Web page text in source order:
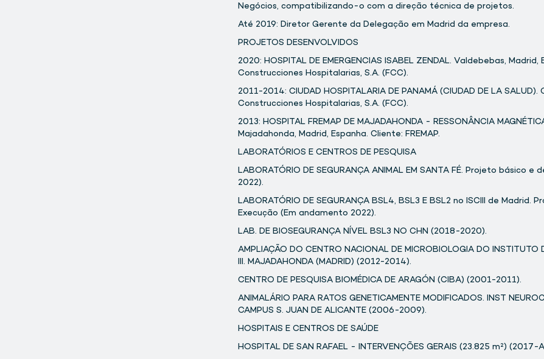
Negócios, compatibilizando-o com a direção técnica de projetos.
Até 2019: Diretor Gerente da Delegação em Madrid da empresa.
PROJETOS DESENVOLVIDOS
2020: HOSPITAL DE EMERGENCIAS ISABEL ZENDAL. Valdebebas,
Construcciones Hospitalarias, S.A. (FCC).
2011-2014: CIUDAD HOSPITALARIA DE PANAMÁ (CIUDAD DE LA SALUD).
Construcciones Hospitalarias, S.A. (FCC).
2013: HOSPITAL FREMAP DE MAJADAHONDA - RESSONÂNCIA
Majadahonda, Madrid, Espanha. Cliente: FREMAP.
LABORATÓRIOS E CENTROS DE PESQUISA
LABORATÓRIO DE SEGURANÇA ANIMAL EM SANTA FÉ. Projeto básico e
2022).
LABORATÓRIO DE SEGURANÇA BSL4, BSL3 E BSL2 no ISCIII de Madrid.
Execução (Em andamento 2022).
LAB. DE BIOSEGURANÇA NÍVEL BSL3 NO CHN (2018-2020).
AMPLIAÇÃO DO CENTRO NACIONAL DE MICROBIOLOGIA DO INSTITUTO
III. MAJADAHONDA (MADRID) (2012-2014).
CENTRO DE PESQUISA BIOMÉDICA DE ARAGÓN (CIBA) (2001-2011).
ANIMALÁRIO PARA RATOS GENETICAMENTE MODIFICADOS. INST
CAMPUS S. JUAN DE ALICANTE (2006-2009).
HOSPITAIS E CENTROS DE SAÚDE
HOSPITAL DE SAN RAFAEL - INTERVENÇÕES GERAIS (23.825 m²)